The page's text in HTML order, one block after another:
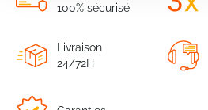
100% sécurisé
Livraison
24/72H